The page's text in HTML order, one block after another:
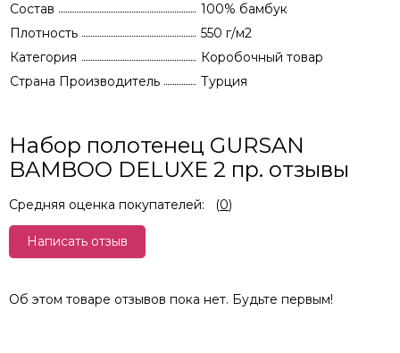
Состав
100% бамбук
Плотность
550 г/м2
Категория
Коробочный товар
Страна Производитель
Турция
Набор полотенец GURSAN
BAMBOO DELUXE 2 пр. отзывы
Средняя оценка покупателей: (0)
Написать отзыв
Об этом товаре отзывов пока нет. Будьте первым!